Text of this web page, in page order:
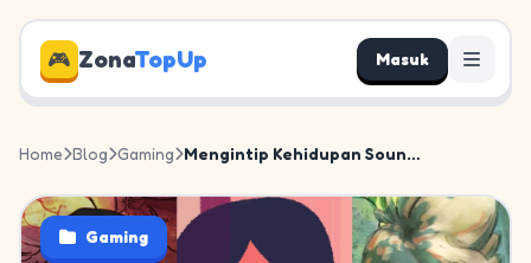
🎮 ZonaTopUp Masuk
Home Blog Gaming Mengintip Kehidupan Sound Desi...
Gaming